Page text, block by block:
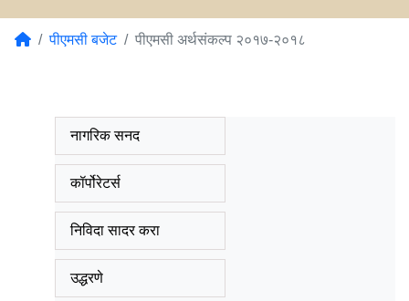
पीएमसी बजेट पीएमसी अर्थसंकल्प २०१७-२०१८
नागरिक सनद
कॉर्पोरेटर्स
निविदा सादर करा
उद्धरणे